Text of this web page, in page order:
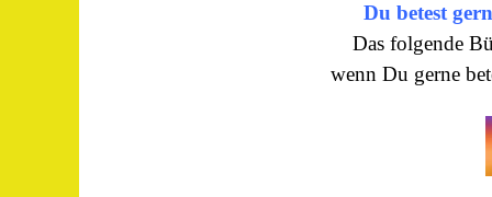
Du betest
Das folgende
wenn Du gerne